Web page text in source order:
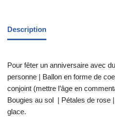
Description
Pour fêter un anniversaire avec
personne | Ballon en forme de
conjoint (mettre l’âge en
Bougies au sol | Pétales de rose
glace.